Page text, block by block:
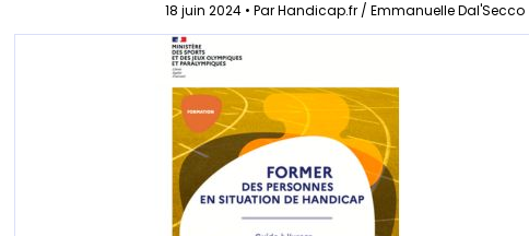
18 juin 2024 • Par Handicap.fr / Emmanuelle Dal'Secco